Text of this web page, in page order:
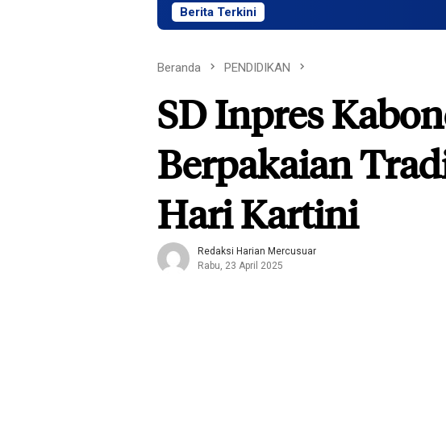
Berita Terkini
Beranda PENDIDIKAN
SD Inpres
Berpakaian
Hari Kartini
Redaksi Harian Mercusuar
Rabu, 23 April 2025